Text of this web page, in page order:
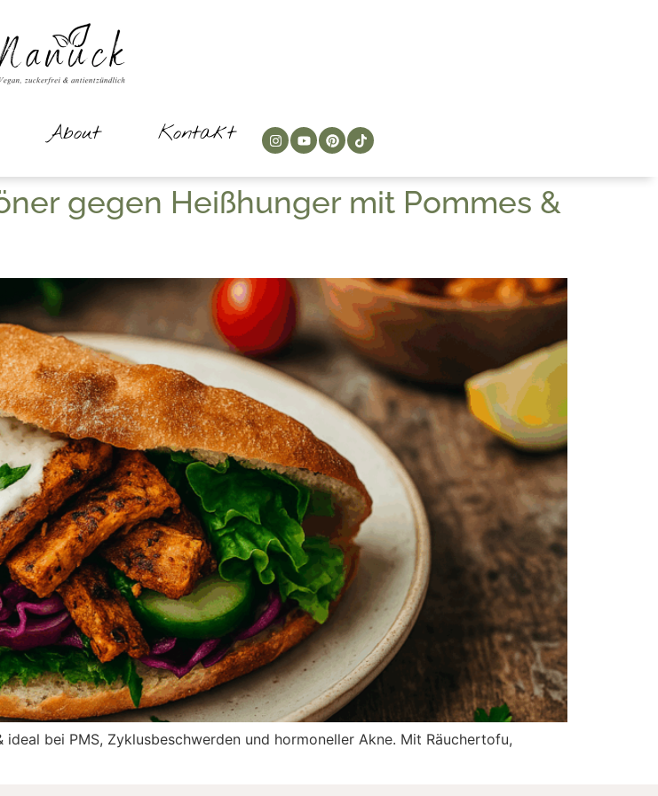
About Kontakt
gegen Heißhunger mit Pommes &
bei PMS, Zyklusbeschwerden und hormoneller Akne. Mit Räuchertofu,